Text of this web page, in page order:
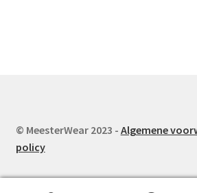
© MeesterWear 2023 - Algemene
policy